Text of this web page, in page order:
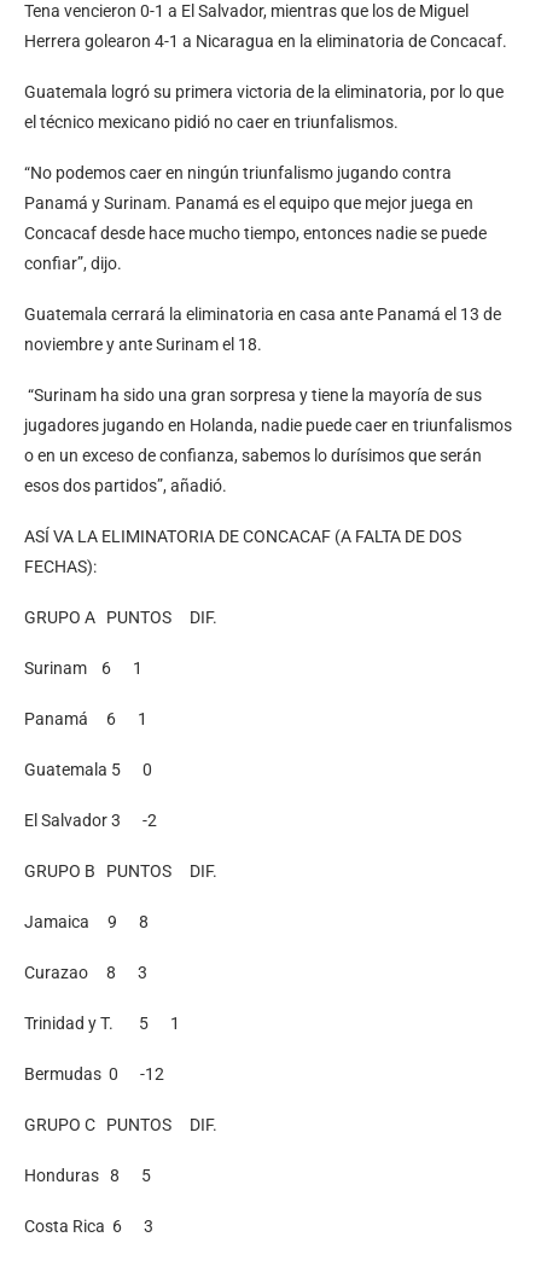
Tena vencieron 0-1 a El Salvador, mientras que los de Miguel
Herrera golearon 4-1 a Nicaragua en la eliminatoria de Concacaf.
Guatemala logró su primera victoria de la eliminatoria, por lo que
el técnico mexicano pidió no caer en triunfalismos.
“No podemos caer en ningún triunfalismo jugando contra
Panamá y Surinam. Panamá es el equipo que mejor juega en
Concacaf desde hace mucho tiempo, entonces nadie se puede
confiar”, dijo.
Guatemala cerrará la eliminatoria en casa ante Panamá el 13 de
noviembre y ante Surinam el 18.
“Surinam ha sido una gran sorpresa y tiene la mayoría de sus
jugadores jugando en Holanda, nadie puede caer en triunfalismos
o en un exceso de confianza, sabemos lo durísimos que serán
esos dos partidos”, añadió.
ASÍ VA LA ELIMINATORIA DE CONCACAF (A FALTA DE DOS
FECHAS):
GRUPO A PUNTOS DIF.
Surinam 6 1
Panamá 6 1
Guatemala 5 0
El Salvador 3 -2
GRUPO B PUNTOS DIF.
Jamaica 9 8
Curazao 8 3
Trinidad y T. 5 1
Bermudas 0 -12
GRUPO C PUNTOS DIF.
Honduras 8 5
Costa Rica 6 3